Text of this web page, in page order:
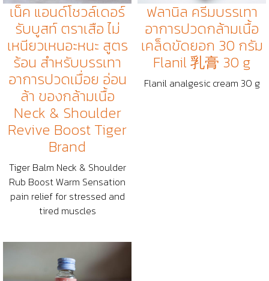
เน็ค แอนด์​โชวล์เดอร์
รับบูสท์ ตราเสือ ไม่
เหนียวเหนอะหนะ สูตร
ร้อน สำหรับบรรเทา
อาการปวดเมื่อย อ่อน
ล้า ของกล้ามเนื้อ
Neck & Shoulder
Revive Boost Tiger
Brand
Tiger Balm Neck & Shoulder
Rub Boost Warm Sensation
pain relief for stressed and
tired muscles
ฟลานิล ครีมบรรเทา
อาการปวดกล้ามเนื้อ
เคล็ดขัดยอก 30 กรัม
Flanil 乳膏 30 g
Flanil analgesic cream 30 g